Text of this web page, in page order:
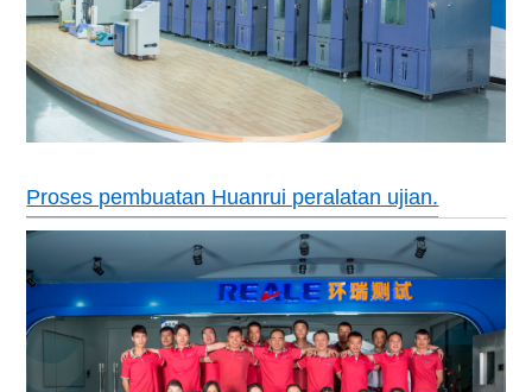
Proses pembuatan Huanrui peralatan ujian.